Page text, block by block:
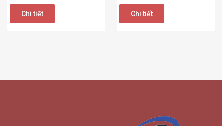
Chi tiết Chi tiết